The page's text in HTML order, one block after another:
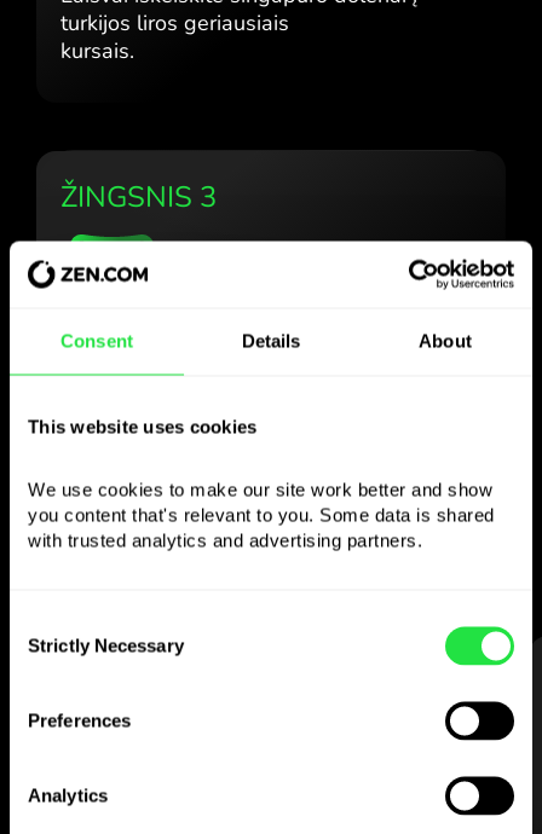
Consent Details About
This website uses cookies
We use cookies to make our site work better and show
you content that's relevant to you. Some data is shared
with trusted analytics and advertising partners.
Selection
Strictly Necessary
Preferences
Analytics
turkijos liros geriausiais
kursais.
ŽINGSNIS 3
Naudokite pasirinktą
kaip norite
Siųskite pinigus į užsienį,
nuimkite iš bankomatų be